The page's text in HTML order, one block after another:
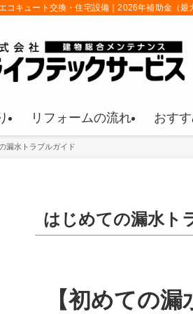
コキュート交換・住宅設備｜2026年補助金（最
リフォームの流れ おす
漏水トラブルガイド
はじめての漏水ト
【初めての